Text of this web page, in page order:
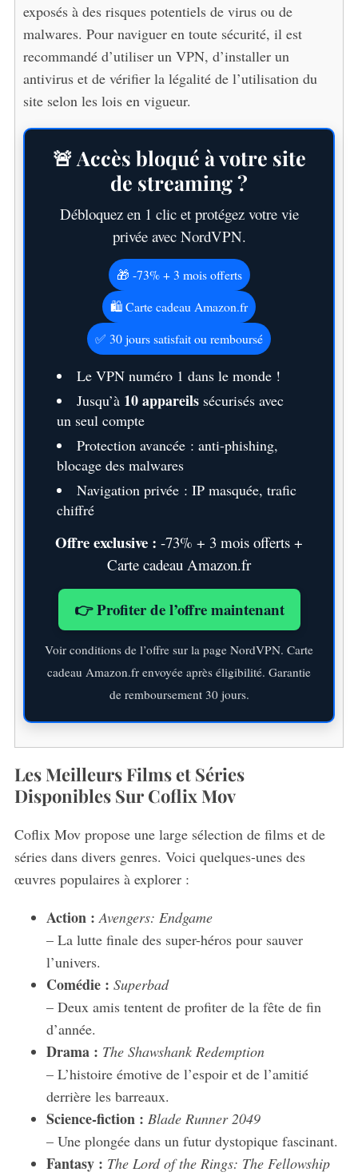
exposés à des risques potentiels de virus ou de
malwares. Pour naviguer en toute sécurité, il est
recommandé d’utiliser un VPN, d’installer un
antivirus et de vérifier la légalité de l’utilisation du
site selon les lois en vigueur.
🚨 Accès bloqué à votre site
de streaming ?
Débloquez en 1 clic et protégez votre vie
privée avec NordVPN.
🎁 -73% + 3 mois offerts
🛍️ Carte cadeau Amazon.fr
✅ 30 jours satisfait ou remboursé
Le VPN numéro 1 dans le monde !
Jusqu’à 10 appareilssécurisés avec
un seul compte
Protection avancée : anti-phishing,
blocage des malwares
Navigation privée : IP masquée, trafic
chiffré
Offre exclusive : -73% + 3 mois offerts +
Carte cadeau Amazon.fr
👉 Profiter de l’offre maintenant
Voir conditions de l’offre sur la page NordVPN. Carte
cadeau Amazon.fr envoyée après éligibilité. Garantie
de remboursement 30 jours.
Les Meilleurs Films et Séries
Disponibles Sur Coflix Mov
Coflix Mov propose une large sélection de films et de
séries dans divers genres. Voici quelques-unes des
œuvres populaires à explorer :
Action : Avengers: Endgame
– La lutte finale des super-héros pour sauver
l’univers.
Comédie : Superbad
– Deux amis tentent de profiter de la fête de fin
d’année.
Drama : The Shawshank Redemption
– L’histoire émotive de l’espoir et de l’amitié
derrière les barreaux.
Science-fiction : Blade Runner 2049
– Une plongée dans un futur dystopique fascinant.
Fantasy : The Lord of the Rings: The Fellowship